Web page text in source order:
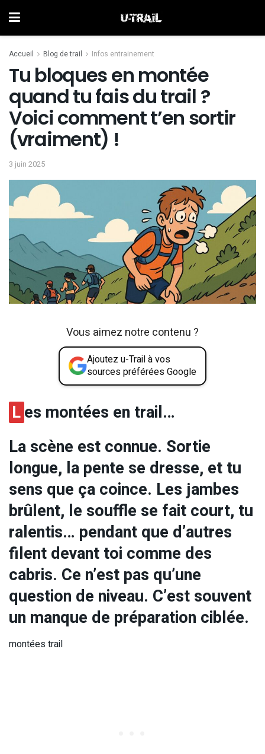
Accueil Blog de trail Infos entrainement
Tu bloques en montée
quand tu fais du trail ?
Voici comment t’en sortir
(vraiment) !
3 juin 2025
Vous aimez notre contenu ?
Ajoutez u-Trail à vos
sources préférées Google
Les montées en trail…
La scène est connue. Sortie
longue, la pente se dresse, et tu
sens que ça coince. Les jambes
brûlent, le souffle se fait court, tu
ralentis… pendant que d’autres
filent devant toi comme des
cabris. Ce n’est pas qu’une
question de niveau. C’est souvent
un manque de préparation ciblée.
montées trail